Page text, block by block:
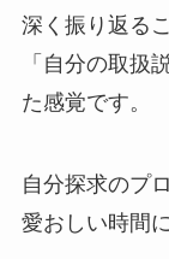
深く振り返る
「自分の取扱
た感覚です。
自分探求のプ
愛おしい時間